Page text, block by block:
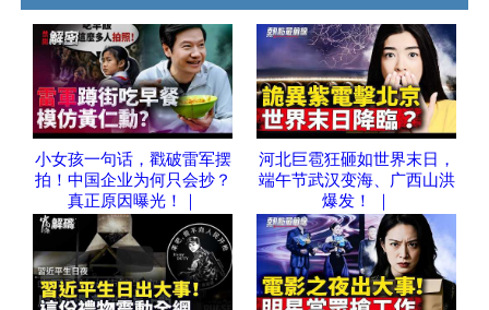
小女孩一句话，戳破雷军摆
拍！中国企业为何只会抄？
真正原因曝光！｜
河北巨雹狂砸如世界末日，
端午节武汉变海、广西山洪
爆发！ ｜